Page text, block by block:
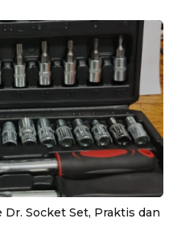
Dr. Socket Set, Praktis dan